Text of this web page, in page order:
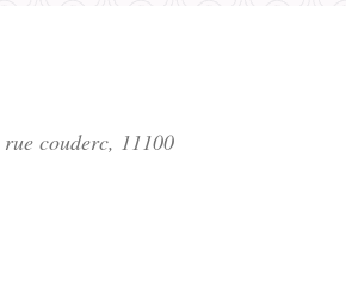
rue couderc, 11100